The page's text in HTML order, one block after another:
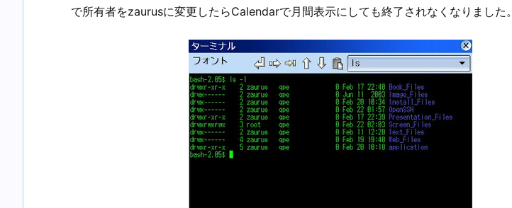
で所有者をzaurusに変更したらCalendarで月間表示にしても終了されなくなりました。